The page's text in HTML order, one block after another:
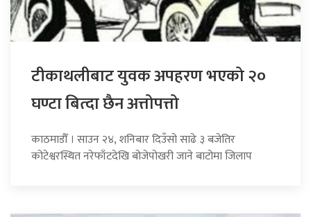
टीकाथलीबाट युवक अपहरण भएको २०
घण्टा बित्दा छैन अत्तोपत्तो
काठमाडौँ । साउन २४, शनिबार दिउँसो साढे ३ बजेतिर
कोटेश्वरस्थित नरेफाँटदेखि बोजेपोखरी जाने बाटोमा जिलाप